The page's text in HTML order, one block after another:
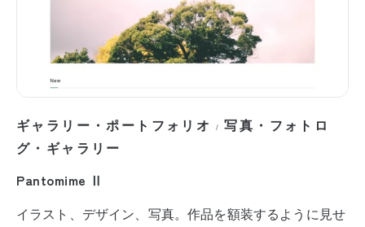
ギャラリー・ポートフォリオ /写真・フォトロ
グ・ギャラリー
Pantomime Ⅱ
イラスト、デザイン、写真。作品を額装するように見せ